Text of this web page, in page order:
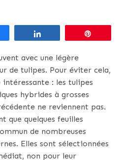
avec une légère
de tulipes. Pour éviter cela,
: les tulipes
hybrides à grosses
ne reviennent pas.
que quelques feuilles
de nombreuses
Elles sont sélectionnées
non pour leur